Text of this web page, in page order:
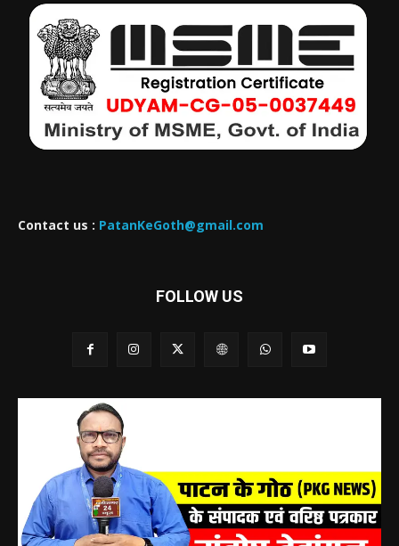
Contact us : PatanKeGoth@gmail.com
FOLLOW US